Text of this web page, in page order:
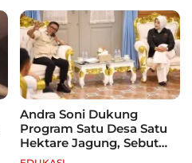
Andra Soni Dukung
Program Satu Desa Satu
Hektare Jagung, Sebut
Banten Punya Peluang